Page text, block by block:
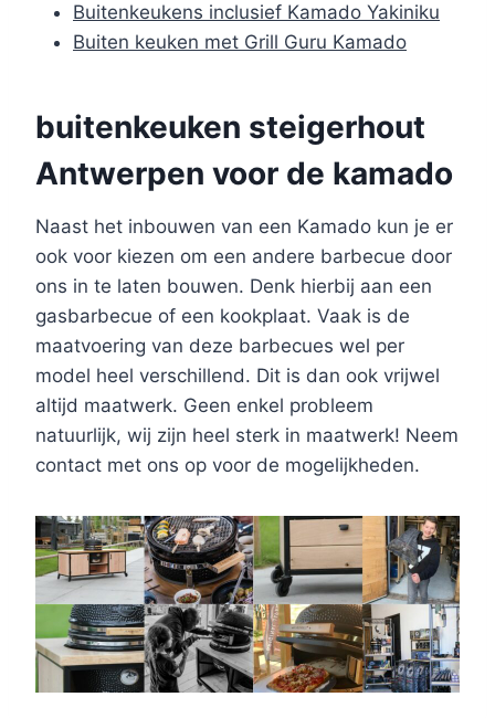
Buitenkeukens inclusief Kamado Yakiniku
Buiten keuken met Grill Guru Kamado
buitenkeuken steigerhout
Antwerpen voor de kamado
Naast het inbouwen van een Kamado kun je er
ook voor kiezen om een andere barbecue door
ons in te laten bouwen. Denk hierbij aan een
gasbarbecue of een kookplaat. Vaak is de
maatvoering van deze barbecues wel per
model heel verschillend. Dit is dan ook vrijwel
altijd maatwerk. Geen enkel probleem
natuurlijk, wij zijn heel sterk in maatwerk! Neem
contact met ons op voor de mogelijkheden.